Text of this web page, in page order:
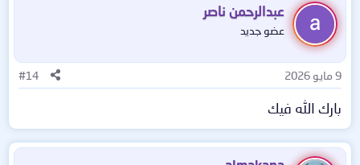
عبدالرحمن ناصر
عضو جديد
9 مايو 2026 #14
بارك الله فيك